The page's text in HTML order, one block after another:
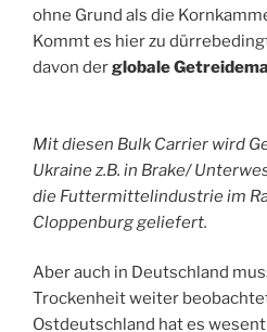
ohne Grund als die
Kommt es hier zu
davon derglobale
Mit diesen Bulk Carrier wird
Ukraine z.B. in Brake/
die Futtermittelindustrie im
Cloppenburg geliefert.
Aber auch in Deutschland
Trockenheit weiter
Ostdeutschland hat es